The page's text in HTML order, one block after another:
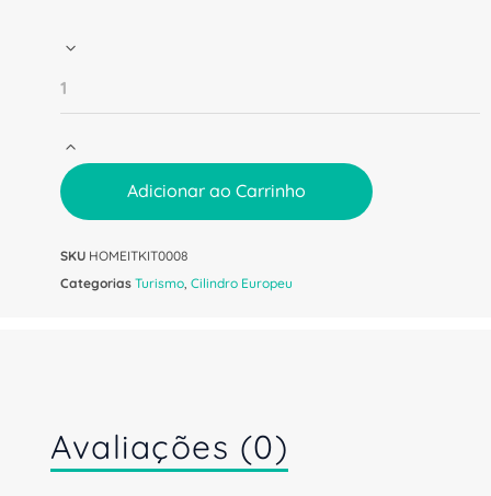
Adicionar ao Carrinho
SKU HOMEITKIT0008
Categorias Turismo, Cilindro Europeu
Avaliações (0)